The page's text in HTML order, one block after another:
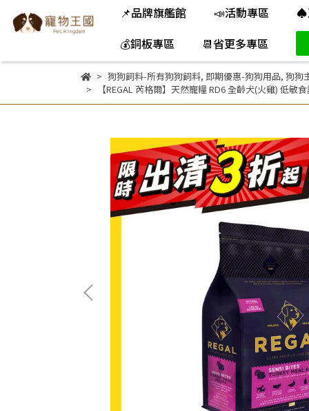
📌品牌旗艦館 📣活動專區
♠
💰銅板專區
📆省更多專區
狗狗飼料-所有狗狗飼料, 即期優惠-狗狗用品, 狗狗
【REGAL 芮格爾】天然寵糧 RD6 全齡犬(火雞) 低